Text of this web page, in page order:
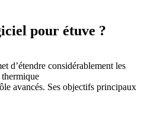
pour étuve ?
d’étendre considérablement les
avancés. Ses objectifs principaux